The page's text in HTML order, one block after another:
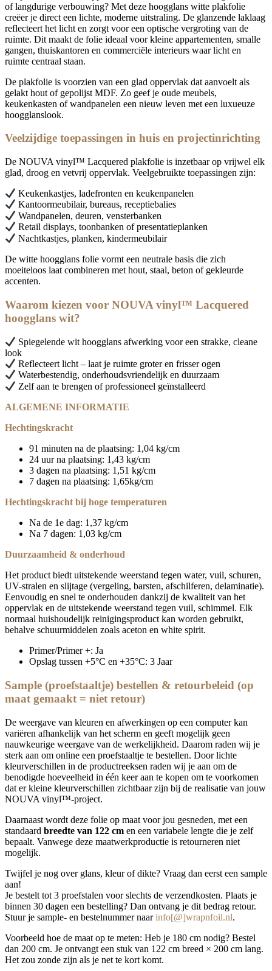
of langdurige verbouwing? Met deze hoogglans witte plakfolie
creëer je direct een lichte, moderne uitstraling. De glanzende laklaag
reflecteert het licht en zorgt voor een optische vergroting van de
ruimte. Dit maakt de folie ideaal voor kleine appartementen, smalle
gangen, thuiskantoren en commerciële interieurs waar licht en
ruimte centraal staan.
De plakfolie is voorzien van een glad oppervlak dat aanvoelt als
gelakt hout of gepolijst MDF. Zo geef je oude meubels,
keukenkasten of wandpanelen een nieuw leven met een luxueuze
hoogglanslook.
Veelzijdige toepassingen in huis en projectinrichting
De NOUVA vinyl™ Lacquered plakfolie is inzetbaar op vrijwel elk
glad, droog en vetvrij oppervlak. Veelgebruikte toepassingen zijn:
Keukenkastjes, ladefronten en keukenpanelen
Kantoormeubilair, bureaus, receptiebalies
Wandpanelen, deuren, vensterbanken
Retail displays, toonbanken of presentatieplanken
Nachtkastjes, planken, kindermeubilair
De witte hoogglans folie vormt een neutrale basis die zich
moeiteloos laat combineren met hout, staal, beton of gekleurde
accenten.
Waarom kiezen voor NOUVA vinyl™ Lacquered
hoogglans wit?
Spiegelende wit hoogglans afwerking voor een strakke, cleane
look
Reflecteert licht – laat je ruimte groter en frisser ogen
Waterbestendig, onderhoudsvriendelijk en duurzaam
Zelf aan te brengen of professioneel geïnstalleerd
ALGEMENE INFORMATIE
Hechtingskracht
91 minuten na de plaatsing: 1,04 kg/cm
24 uur na plaatsing: 1,43 kg/cm
3 dagen na plaatsing: 1,51 kg/cm
7 dagen na plaatsing: 1,65kg/cm
Hechtingskracht bij hoge temperaturen
Na de 1e dag: 1,37 kg/cm
Na 7 dagen: 1,03 kg/cm
Duurzaamheid & onderhoud
Het product biedt uitstekende weerstand tegen water, vuil, schuren,
UV-stralen en slijtage (vergeling, barsten, afschilferen, delaminatie).
Eenvoudig en snel te onderhouden dankzij de kwaliteit van het
oppervlak en de uitstekende weerstand tegen vuil, schimmel. Elk
normaal huishoudelijk reinigingsproduct kan worden gebruikt,
behalve schuurmiddelen zoals aceton en white spirit.
Primer/Primer +: Ja
Opslag tussen +5°C en +35°C: 3 Jaar
Sample (proefstaaltje) bestellen & retourbeleid (op
maat gemaakt = niet retour)
De weergave van kleuren en afwerkingen op een computer kan
variëren afhankelijk van het scherm en geeft mogelijk geen
nauwkeurige weergave van de werkelijkheid. Daarom raden wij je
sterk aan om online een proefstaaltje te bestellen. Door lichte
kleurverschillen in de productreeksen raden wij je aan om de
benodigde hoeveelheid in één keer aan te kopen om te voorkomen
dat er kleine kleurverschillen zichtbaar zijn bij de realisatie van jouw
NOUVA vinyl™-project.
Daarnaast wordt deze folie op maat voor jou gesneden, met een
standaard breedte van 122 cm en een variabele lengte die je zelf
bepaalt. Vanwege deze maatwerkproductie is retourneren niet
mogelijk.
Twijfel je nog over glans, kleur of dikte? Vraag dan eerst een sample
aan!
Je bestelt tot 3 proefstalen voor slechts de verzendkosten. Plaats je
binnen 30 dagen een bestelling? Dan ontvang je dit bedrag retour.
Stuur je sample- en bestelnummer naarinfo[@]wrapnfoil.nl.
Voorbeeld hoe de maat op te meten: Heb je 180 cm nodig? Bestel
dan 200 cm. Je ontvangt een stuk van 122 cm breed × 200 cm lang.
Het zou zonde zijn als je net te kort komt.